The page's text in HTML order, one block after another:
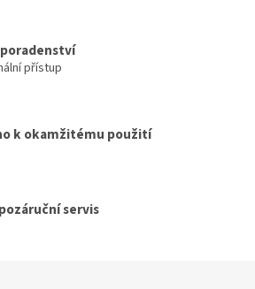
přístup
k okamžitému použití
servis